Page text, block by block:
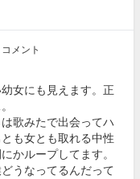
メント
女にも見えます。正
歌みたで出会ってハ
も女とも取れる中性
かループしてます。
うなってるんだって